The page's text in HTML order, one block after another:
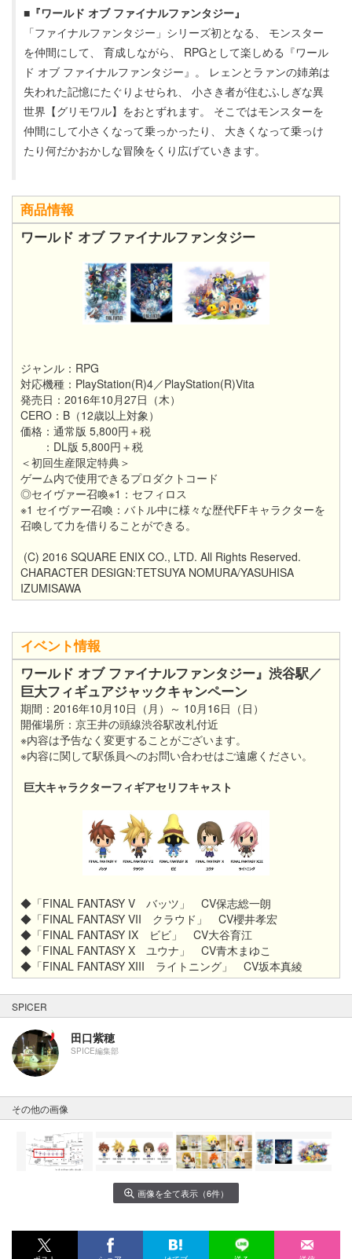
■『ワールド オブ ファイナルファンタジー』
「ファイナルファンタジー」シリーズ初となる、 モンスター
を仲間にして、 育成しながら、 RPGとして楽しめる『ワール
ド オブ ファイナルファンタジー』。 レェンとラァンの姉弟は
失われた記憶にたぐりよせられ、 小さき者が住むふしぎな異
世界【グリモワル】をおとずれます。 そこではモンスターを
仲間にして小さくなって乗っかったり、 大きくなって乗っけ
たり何だかおかしな冒険をくり広げていきます。
商品情報
ワールド オブ ファイナルファンタジー
ジャンル：RPG
対応機種：PlayStation(R)4／PlayStation(R)Vita
発売日：2016年10月27日（木）
CERO：B（12歳以上対象）
価格：通常版 5,800円＋税
：DL版 5,800円＋税
＜初回生産限定特典＞
ゲーム内で使用できるプロダクトコード
◎セイヴァー召喚※1：セフィロス
※1 セイヴァー召喚：バトル中に様々な歴代FFキャラクターを
召喚して力を借りることができる。
(C) 2016 SQUARE ENIX CO., LTD. All Rights Reserved.
CHARACTER DESIGN:TETSUYA NOMURA/YASUHISA
IZUMISAWA
イベント情報
ワールド オブ ファイナルファンタジー』渋谷駅／
巨大フィギュアジャックキャンペーン
期間：2016年10月10日（月）～ 10月16日（日）
開催場所：京王井の頭線渋谷駅改札付近
※内容は予告なく変更することがございます。
※内容に関して駅係員へのお問い合わせはご遠慮ください。
巨大キャラクターフィギアセリフキャスト
◆「FINAL FANTASY V バッツ」 CV保志総一朗
◆「FINAL FANTASY VII クラウド」 CV櫻井孝宏
◆「FINAL FANTASY IX ビビ」 CV大谷育江
◆「FINAL FANTASY X ユウナ」 CV青木まゆこ
◆「FINAL FANTASY XIII ライトニング」 CV坂本真綾
SPICER
田口紫穂
SPICE編集部
その他の画像
画像を全て表示（6件）